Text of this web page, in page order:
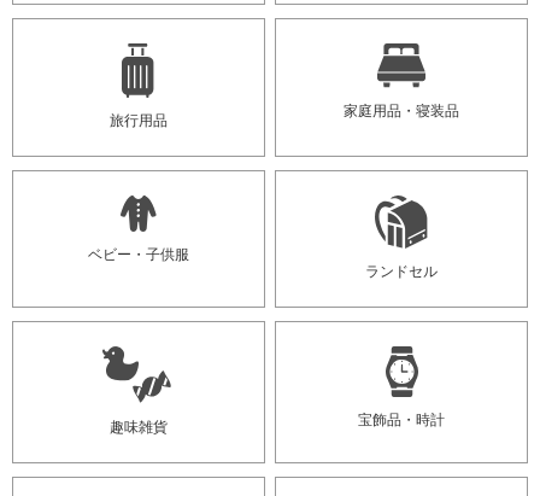
旅行用品
家庭用品・寝装品
ベビー・子供服
ランドセル
趣味雑貨 宝飾品・時計